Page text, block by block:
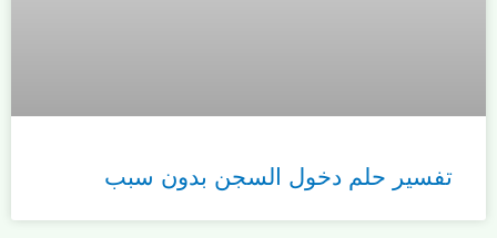
تفسير حلم دخول السجن بدون سبب